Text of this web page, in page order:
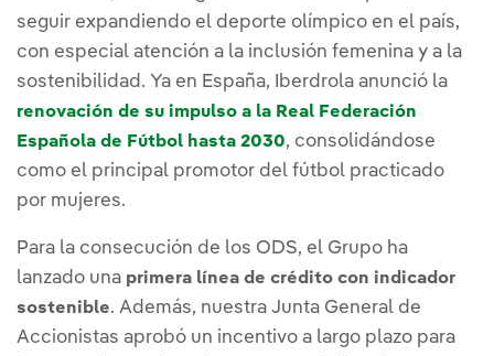
seguir expandiendo el deporte olímpico en el país,
con especial atención a la inclusión femenina y a la
sostenibilidad. Ya en España, Iberdrola anunció la
renovación de su impulso a la Real Federación
Española de Fútbol hasta 2030, consolidándose
como el principal promotor del fútbol practicado
por mujeres.
Para la consecución de los ODS, el Grupo ha
lanzado una primera línea de crédito con indicador
sostenible. Además, nuestra Junta General de
Accionistas aprobó un incentivo a largo plazo para